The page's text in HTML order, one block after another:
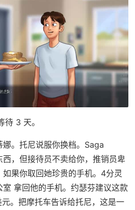
3 天。
。托尼说服你换档。Saga
，但接待员不卖给你，推销员卑
果你取回她珍贵的手机。4分灵
拿回他的手机。约瑟芬建议这款
。把摩托车告诉给托尼，这是一